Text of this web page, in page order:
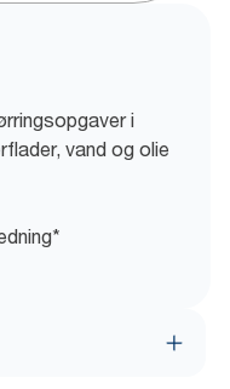
i
vand og olie